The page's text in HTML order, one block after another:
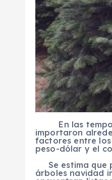
En las
importaron
factores entre
peso-dólar y el
Se estima que
árboles navidad